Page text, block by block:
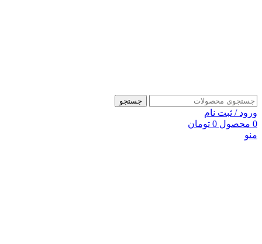
جستجو
ورود / ثبت نام
0 محصول 0 تومان
منو